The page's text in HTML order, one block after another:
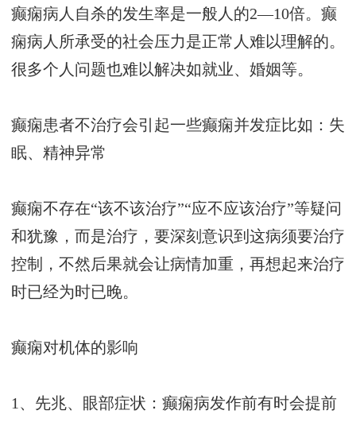
癫痫病人自杀的发生率是一般人的2—10倍。癫
痫病人所承受的社会压力是正常人难以理解的。
很多个人问题也难以解决如就业、婚姻等。
癫痫患者不治疗会引起一些癫痫并发症比如：失
眠、精神异常
癫痫不存在“该不该治疗”“应不应该治疗”等疑问
和犹豫，而是治疗，要深刻意识到这病须要治疗
控制，不然后果就会让病情加重，再想起来治疗
时已经为时已晚。
癫痫对机体的影响
1、先兆、眼部症状：癫痫病发作前有时会提前